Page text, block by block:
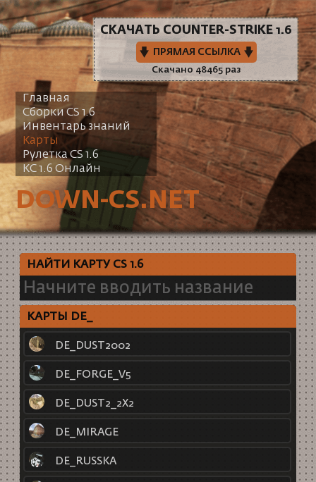
НАЙТИ КАРТУ CS 1.6
КАРТЫ DE_
DE_DUST2002
DE_FORGE_V5
DE_DUST2_2X2
DE_MIRAGE
DE_RUSSKA
Главная
Сборки CS 1.6
Инвентарь знаний
Карты
Рулетка CS 1.6
КС 1.6 Онлайн
DOWN-CS.NET
СКАЧАТЬ COUNTER-STRIKE 1.6
ПРЯМАЯ ССЫЛКА
Скачано 48465 раз